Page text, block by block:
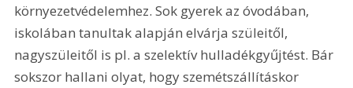
környezetvédelemhez. Sok gyerek az óvodában,
iskolában tanultak alapján elvárja szüleitől,
nagyszüleitől is pl. a szelektív hulladékgyűjtést. Bár
sokszor hallani olyat, hogy szemétszállításkor